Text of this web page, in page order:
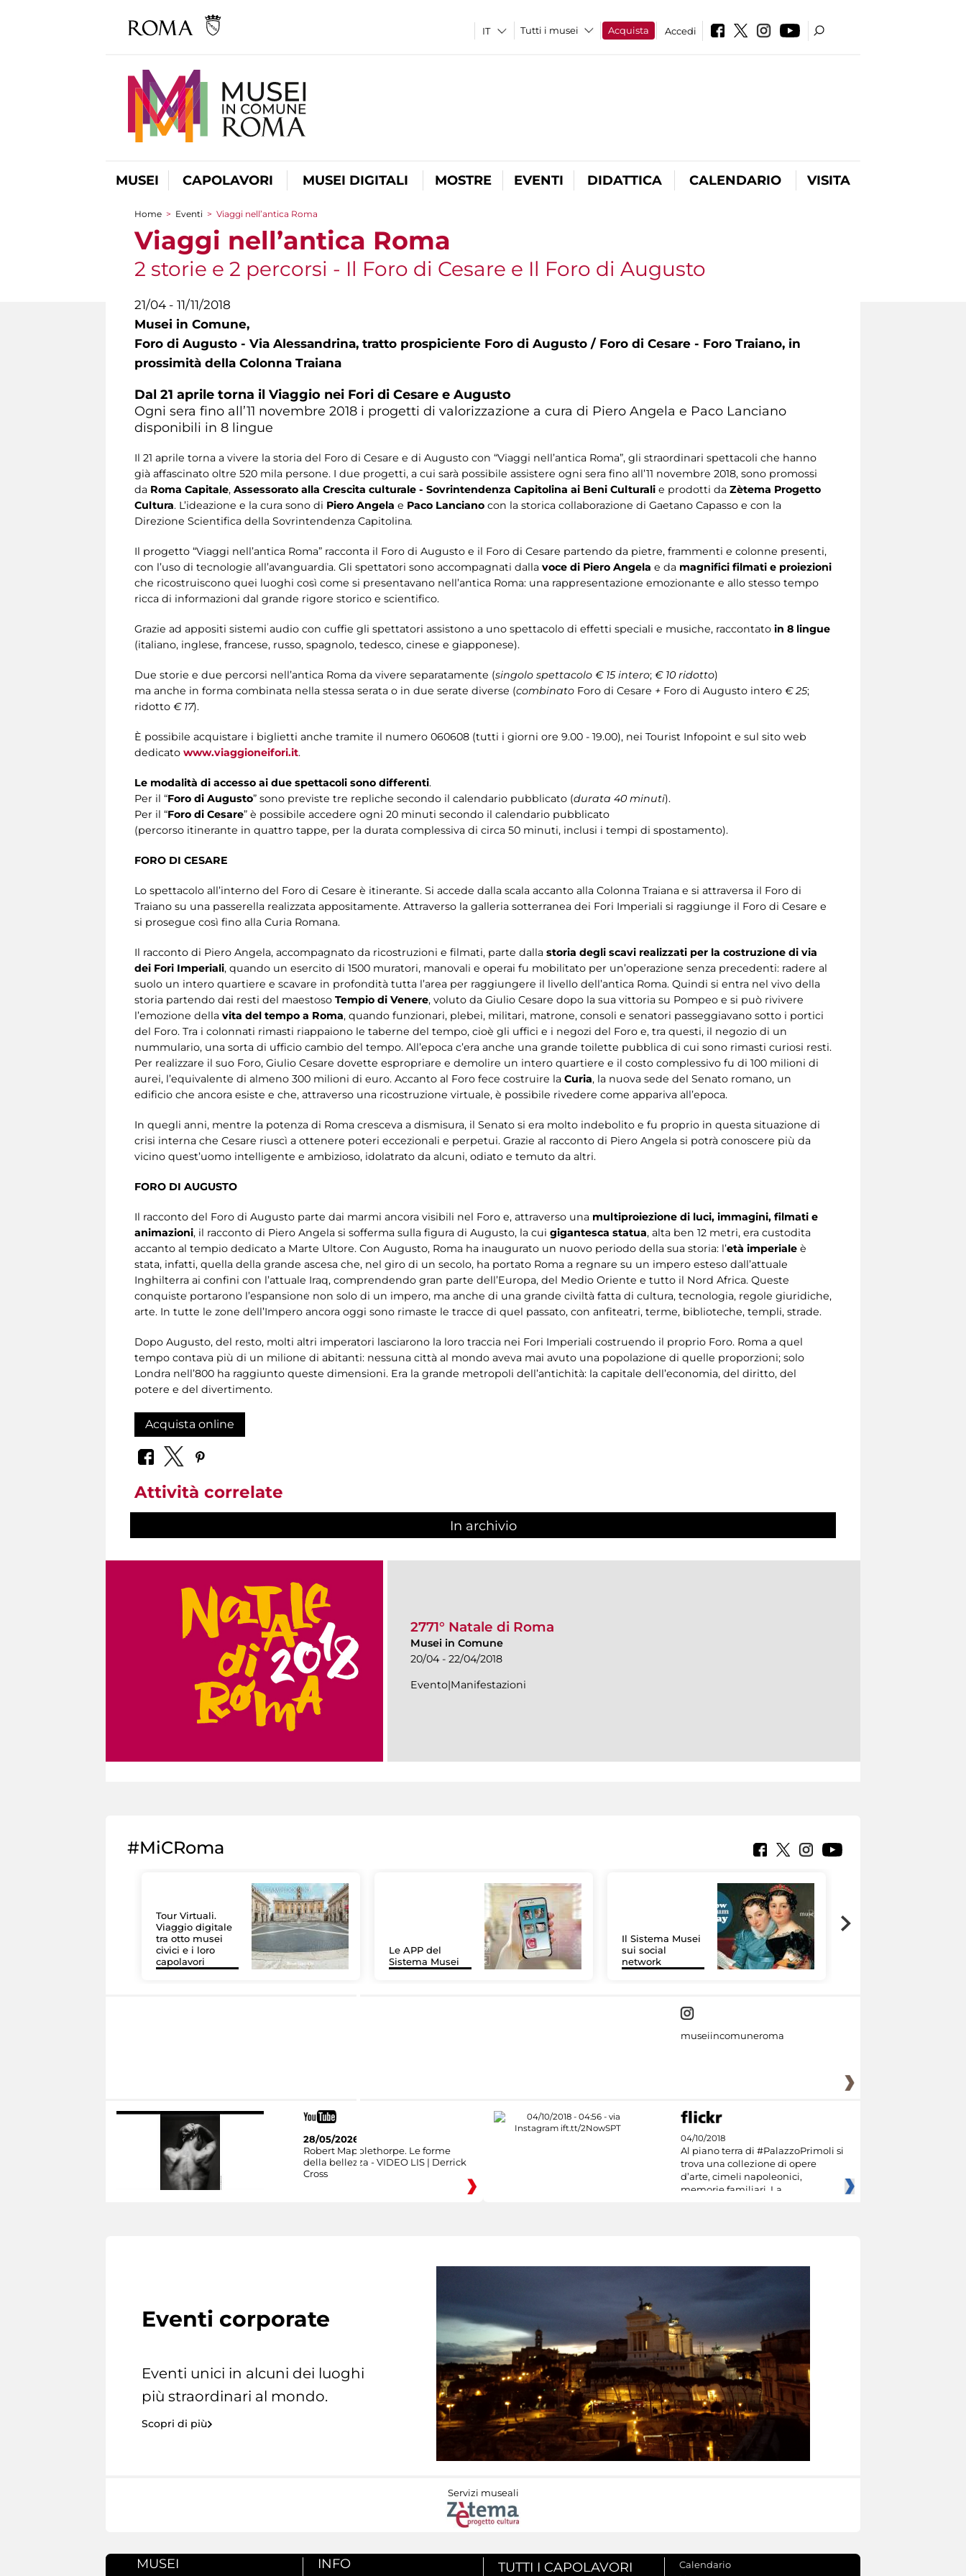
Tutti i musei Acquista Accedi
MUSEI CAPOLAVORI MUSEI DIGITALI MOSTRE EVENTI DIDATTICA CALENDARIO VISITA
Tu sei qui
Home > Eventi > Viaggi nell’antica Roma
Viaggi nell’antica Roma
2 storie e 2 percorsi - Il Foro di Cesare e Il Foro di Augusto
21/04 - 11/11/2018
Musei in Comune,
Foro di Augusto - Via Alessandrina, tratto prospiciente Foro di Augusto / Foro di Cesare - Foro Traiano, in
prossimità della Colonna Traiana
Dal 21 aprile torna il Viaggio nei Fori di Cesare e Augusto
Ogni sera fino all’11 novembre 2018 i progetti di valorizzazione a cura di Piero Angela e Paco Lanciano
disponibili in 8 lingue
Il 21 aprile torna a vivere la storia del Foro di Cesare e di Augusto con “Viaggi nell’antica Roma”, gli straordinari spettacoli che hanno
già affascinato oltre 520 mila persone. I due progetti, a cui sarà possibile assistere ogni sera fino all’11 novembre 2018, sono promossi
da Roma Capitale, Assessorato alla Crescita culturale - Sovrintendenza Capitolina ai Beni Culturali e prodotti da Zètema Progetto
Cultura. L’ideazione e la cura sono di Piero Angela e Paco Lanciano con la storica collaborazione di Gaetano Capasso e con la
Direzione Scientifica della Sovrintendenza Capitolina.
Il progetto “Viaggi nell’antica Roma” racconta il Foro di Augusto e il Foro di Cesare partendo da pietre, frammenti e colonne presenti,
con l’uso di tecnologie all’avanguardia. Gli spettatori sono accompagnati dalla voce di Piero Angela e da magnifici filmati e proiezioni
che ricostruiscono quei luoghi così come si presentavano nell’antica Roma: una rappresentazione emozionante e allo stesso tempo
ricca di informazioni dal grande rigore storico e scientifico.
Grazie ad appositi sistemi audio con cuffie gli spettatori assistono a uno spettacolo di effetti speciali e musiche, raccontato in 8 lingue
(italiano, inglese, francese, russo, spagnolo, tedesco, cinese e giapponese).
Due storie e due percorsi nell’antica Roma da vivere separatamente (singolo spettacolo € 15 intero; € 10 ridotto)
ma anche in forma combinata nella stessa serata o in due serate diverse (combinato Foro di Cesare + Foro di Augusto intero € 25;
ridotto € 17).
È possibile acquistare i biglietti anche tramite il numero 060608 (tutti i giorni ore 9.00 - 19.00), nei Tourist Infopoint e sul sito web
dedicato www.viaggioneifori.it.
Le modalità di accesso ai due spettacoli sono differenti.
Per il “Foro di Augusto” sono previste tre repliche secondo il calendario pubblicato (durata 40 minuti).
Per il “Foro di Cesare” è possibile accedere ogni 20 minuti secondo il calendario pubblicato
(percorso itinerante in quattro tappe, per la durata complessiva di circa 50 minuti, inclusi i tempi di spostamento).
FORO DI CESARE
Lo spettacolo all’interno del Foro di Cesare è itinerante. Si accede dalla scala accanto alla Colonna Traiana e si attraversa il Foro di
Traiano su una passerella realizzata appositamente. Attraverso la galleria sotterranea dei Fori Imperiali si raggiunge il Foro di Cesare e
si prosegue così fino alla Curia Romana.
Il racconto di Piero Angela, accompagnato da ricostruzioni e filmati, parte dalla storia degli scavi realizzati per la costruzione di via
dei Fori Imperiali, quando un esercito di 1500 muratori, manovali e operai fu mobilitato per un’operazione senza precedenti: radere al
suolo un intero quartiere e scavare in profondità tutta l’area per raggiungere il livello dell’antica Roma. Quindi si entra nel vivo della
storia partendo dai resti del maestoso Tempio di Venere, voluto da Giulio Cesare dopo la sua vittoria su Pompeo e si può rivivere
l’emozione della vita del tempo a Roma, quando funzionari, plebei, militari, matrone, consoli e senatori passeggiavano sotto i portici
del Foro. Tra i colonnati rimasti riappaiono le taberne del tempo, cioè gli uffici e i negozi del Foro e, tra questi, il negozio di un
nummulario, una sorta di ufficio cambio del tempo. All’epoca c’era anche una grande toilette pubblica di cui sono rimasti curiosi resti.
Per realizzare il suo Foro, Giulio Cesare dovette espropriare e demolire un intero quartiere e il costo complessivo fu di 100 milioni di
aurei, l’equivalente di almeno 300 milioni di euro. Accanto al Foro fece costruire la Curia, la nuova sede del Senato romano, un
edificio che ancora esiste e che, attraverso una ricostruzione virtuale, è possibile rivedere come appariva all’epoca.
In quegli anni, mentre la potenza di Roma cresceva a dismisura, il Senato si era molto indebolito e fu proprio in questa situazione di
crisi interna che Cesare riuscì a ottenere poteri eccezionali e perpetui. Grazie al racconto di Piero Angela si potrà conoscere più da
vicino quest’uomo intelligente e ambizioso, idolatrato da alcuni, odiato e temuto da altri.
FORO DI AUGUSTO
Il racconto del Foro di Augusto parte dai marmi ancora visibili nel Foro e, attraverso una multiproiezione di luci, immagini, filmati e
animazioni, il racconto di Piero Angela si sofferma sulla figura di Augusto, la cui gigantesca statua, alta ben 12 metri, era custodita
accanto al tempio dedicato a Marte Ultore. Con Augusto, Roma ha inaugurato un nuovo periodo della sua storia: l’età imperiale è
stata, infatti, quella della grande ascesa che, nel giro di un secolo, ha portato Roma a regnare su un impero esteso dall’attuale
Inghilterra ai confini con l’attuale Iraq, comprendendo gran parte dell’Europa, del Medio Oriente e tutto il Nord Africa. Queste
conquiste portarono l’espansione non solo di un impero, ma anche di una grande civiltà fatta di cultura, tecnologia, regole giuridiche,
arte. In tutte le zone dell’Impero ancora oggi sono rimaste le tracce di quel passato, con anfiteatri, terme, biblioteche, templi, strade.
Dopo Augusto, del resto, molti altri imperatori lasciarono la loro traccia nei Fori Imperiali costruendo il proprio Foro. Roma a quel
tempo contava più di un milione di abitanti: nessuna città al mondo aveva mai avuto una popolazione di quelle proporzioni; solo
Londra nell’800 ha raggiunto queste dimensioni. Era la grande metropoli dell’antichità: la capitale dell’economia, del diritto, del
potere e del divertimento.
Acquista online
Attività correlate
In archivio
2771° Natale di Roma
Musei in Comune
20/04 - 22/04/2018
Evento|Manifestazioni
#MiCRoma
Tour Virtuali.
Viaggio digitale
tra otto musei
civici e i loro
capolavori
Le APP del
Sistema Musei
Il Sistema Musei
sui social
network
museiincomuneroma
28/05/2026
Robert Mapplethorpe. Le forme
della bellezza - VIDEO LIS | Derrick
Cross
04/10/2018
Al piano terra di #PalazzoPrimoli si
trova una collezione di opere
d’arte, cimeli napoleonici,
memorie familiari. La
Eventi corporate
Eventi unici in alcuni dei luoghi
più straordinari al mondo.
Scopri di più
Servizi museali
MUSEI INFO TUTTI I CAPOLAVORI
Calendario